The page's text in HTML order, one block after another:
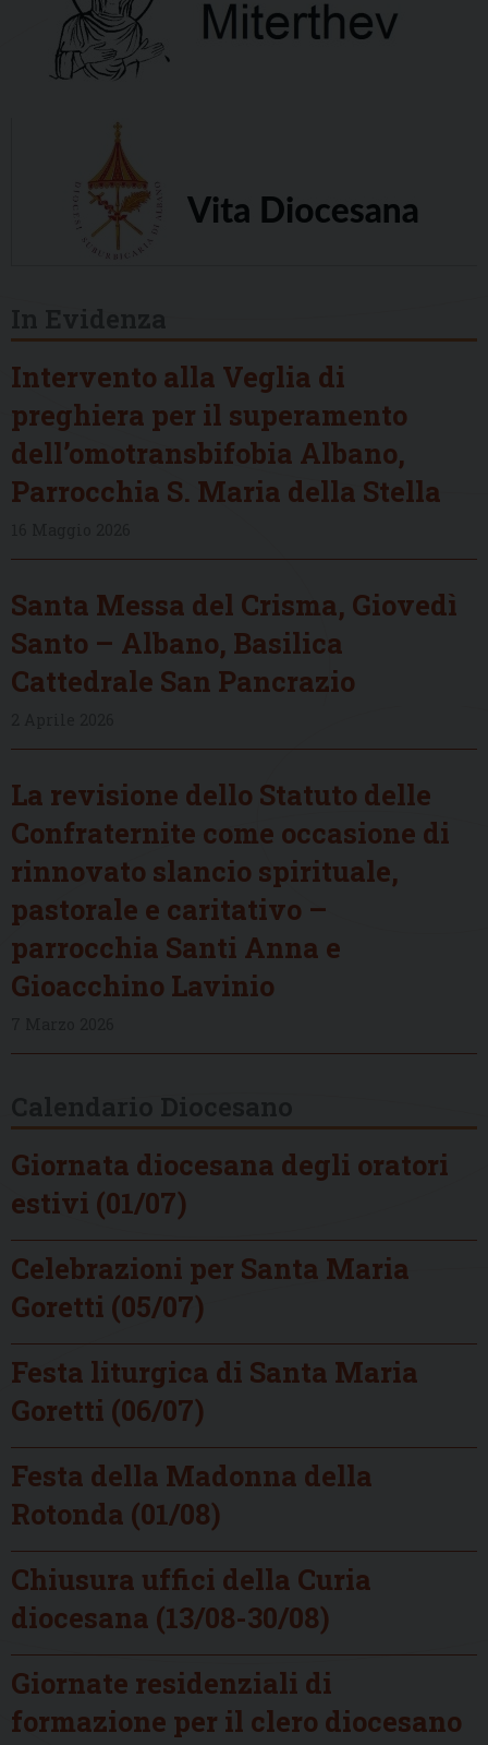
Intervento alla Veglia di
preghiera per il superamento
dell’omotransbifobia Albano,
Parrocchia S. Maria della Stella
Santa Messa del Crisma, Giovedì
Santo – Albano, Basilica
Cattedrale San Pancrazio
La revisione dello Statuto delle
Confraternite come occasione di
rinnovato slancio spirituale,
pastorale e caritativo –
parrocchia Santi Anna e
Gioacchino Lavinio
Giornata diocesana degli oratori
estivi (01/07)
Celebrazioni per Santa Maria
Goretti (05/07)
Festa liturgica di Santa Maria
Goretti (06/07)
Festa della Madonna della
Rotonda (01/08)
Chiusura uffici della Curia
diocesana (13/08-30/08)
Giornate residenziali di
formazione per il clero diocesano